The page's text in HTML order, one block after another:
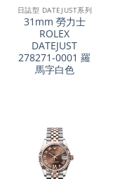
日誌型 DATEJUST系列
31mm 勞力士
ROLEX
DATEJUST
278271-0001 羅
馬字白色